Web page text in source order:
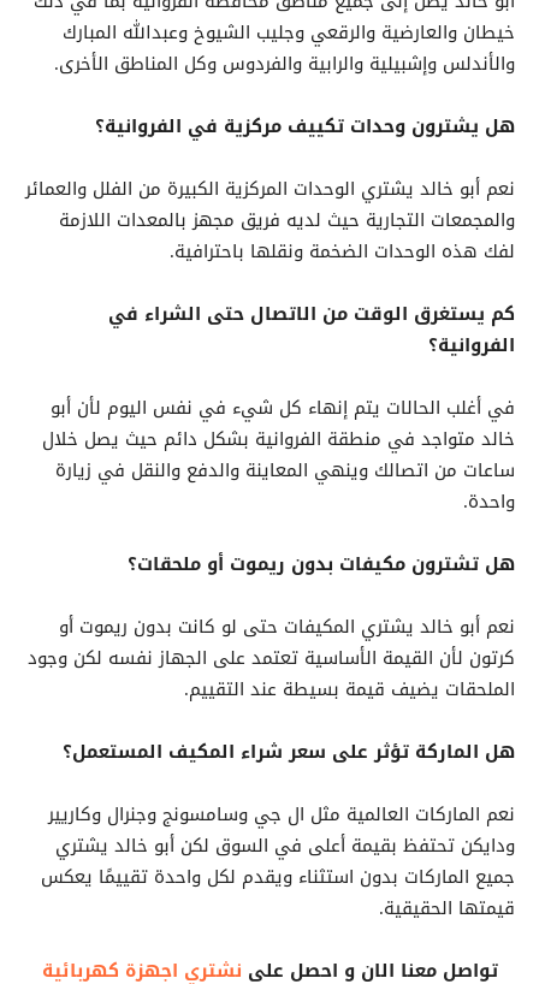
خيطان والعارضية والرقعي وجليب الشيوخ وعبدالله المبارك
والأندلس وإشبيلية والرابية والفردوس وكل المناطق الأخرى.
هل يشترون وحدات تكييف مركزية في الفروانية؟
نعم أبو خالد يشتري الوحدات المركزية الكبيرة من الفلل والعمائر
والمجمعات التجارية حيث لديه فريق مجهز بالمعدات اللازمة
لفك هذه الوحدات الضخمة ونقلها باحترافية.
كم يستغرق الوقت من الاتصال حتى الشراء في
الفروانية؟
في أغلب الحالات يتم إنهاء كل شيء في نفس اليوم لأن أبو
خالد متواجد في منطقة الفروانية بشكل دائم حيث يصل خلال
ساعات من اتصالك وينهي المعاينة والدفع والنقل في زيارة
واحدة.
هل تشترون مكيفات بدون ريموت أو ملحقات؟
نعم أبو خالد يشتري المكيفات حتى لو كانت بدون ريموت أو
كرتون لأن القيمة الأساسية تعتمد على الجهاز نفسه لكن وجود
الملحقات يضيف قيمة بسيطة عند التقييم.
هل الماركة تؤثر على سعر شراء المكيف المستعمل؟
نعم الماركات العالمية مثل ال جي وسامسونج وجنرال وكاريير
ودايكن تحتفظ بقيمة أعلى في السوق لكن أبو خالد يشتري
جميع الماركات بدون استثناء ويقدم لكل واحدة تقييمًا يعكس
قيمتها الحقيقية.
تواصل معنا الان و احصل على نشتري اجهزة كهربائية